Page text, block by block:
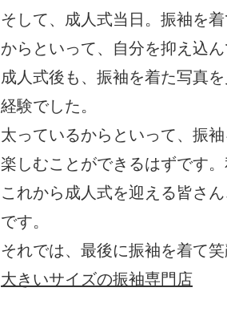
そして、成人式当日。振袖を
からといって、自分を抑え込
成人式後も、振袖を着た写真
経験でした。
太っているからといって、振
楽しむことができるはずです
これから成人式を迎える皆さ
です。
それでは、最後に振袖を着て
大きいサイズの振袖専門店